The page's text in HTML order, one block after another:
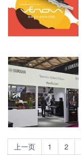
上一页
1 2